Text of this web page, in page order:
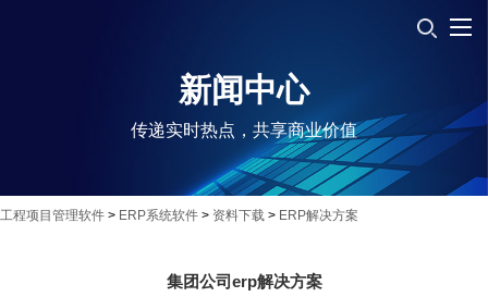
新闻中心
传递实时热点，共享商业价值
工程项目管理软件 > ERP系统软件 > 资料下载 > ERP解决方案
集团公司erp解决方案